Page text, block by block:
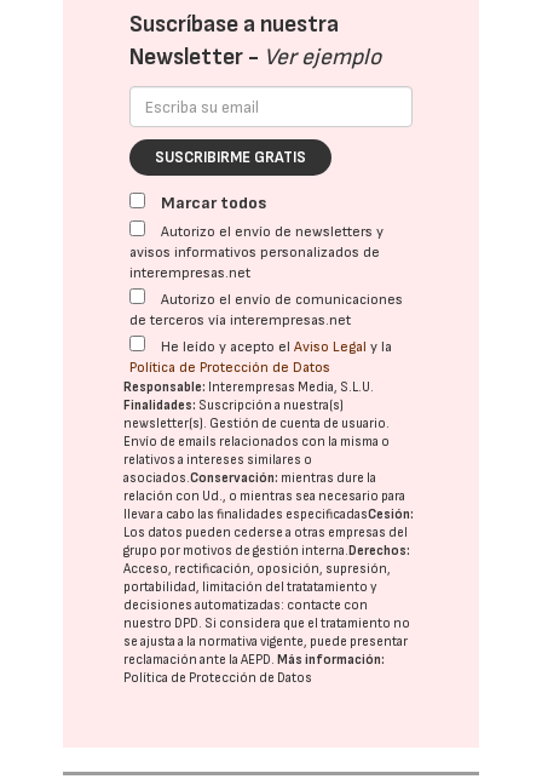
Suscríbase a nuestra
Newsletter - Ver ejemplo
SUSCRIBIRME GRATIS
Marcar todos
Autorizo el envío de newsletters y
avisos informativos personalizados de
interempresas.net
Autorizo el envío de comunicaciones
de terceros vía interempresas.net
He leído y acepto elAviso Legal y la
Política de Protección de Datos
Responsable: Interempresas Media, S.L.U.
Finalidades: Suscripción a nuestra(s)
newsletter(s). Gestión de cuenta de usuario.
Envío de emails relacionados con la misma o
relativos a intereses similares o
asociados.Conservación: mientras dure la
relación con Ud., o mientras sea necesario para
llevar a cabo las finalidades especificadasCesión:
Los datos pueden cederse a otras empresas del
grupo por motivos de gestión interna. Derechos:
Acceso, rectificación, oposición, supresión,
portabilidad, limitación del tratatamiento y
decisiones automatizadas: contacte con
nuestro DPD. Si considera que el tratamiento no
se ajusta a la normativa vigente, puede presentar
reclamación ante laAEPD. Más información:
Política de Protección de Datos